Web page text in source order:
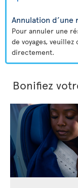
Annulation d’une
Pour annuler une
de voyages,
directement.
Bonifiez